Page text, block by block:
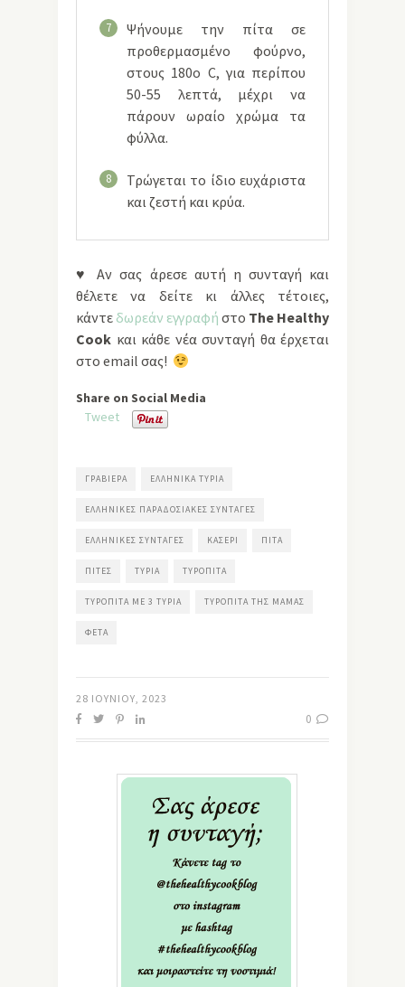
7
Ψήνουμε την πίτα σε
προθερμασμένο φούρνο,
στους 180ο C, για περίπου
50-55 λεπτά, μέχρι να
πάρουν ωραίο χρώμα τα
φύλλα.
8
Τρώγεται το ίδιο ευχάριστα
και ζεστή και κρύα.
♥ Αν σας άρεσε αυτή η συνταγή και
θέλετε να δείτε κι άλλες τέτοιες,
κάντε δωρεάν εγγραφή στο The Healthy
Cook και κάθε νέα συνταγή θα έρχεται
στο email σας!
Share on Social Media
Tweet
ΓΡΑΒΙΈΡΑ ΕΛΛΗΝΙΚΆ ΤΥΡΙΆ
ΕΛΛΗΝΙΚΈΣ ΠΑΡΑΔΟΣΙΑΚΈΣ ΣΥΝΤΑΓΈΣ
ΕΛΛΗΝΙΚΈΣ ΣΥΝΤΑΓΈΣ ΚΑΣΈΡΙ ΠΊΤΑ
ΠΊΤΕΣ ΤΥΡΙΆ ΤΥΡΌΠΙΤΑ
ΤΥΡΌΠΙΤΑ ΜΕ 3 ΤΥΡΙΆ ΤΥΡΌΠΙΤΑ ΤΗΣ ΜΑΜΆΣ
ΦΈΤΑ
28 ΙΟΥΝΊΟΥ, 2023
0